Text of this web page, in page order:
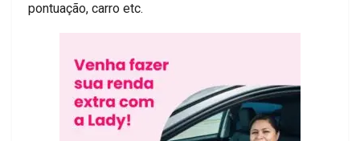
pontuação, carro etc.